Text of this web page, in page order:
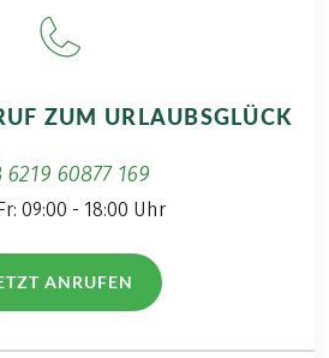
ZUM URLAUBSGLÜCK
6219 60877 169
09:00 - 18:00 Uhr
ANRUFEN
(LINK ÖFFNET IN NEUEM TAB)